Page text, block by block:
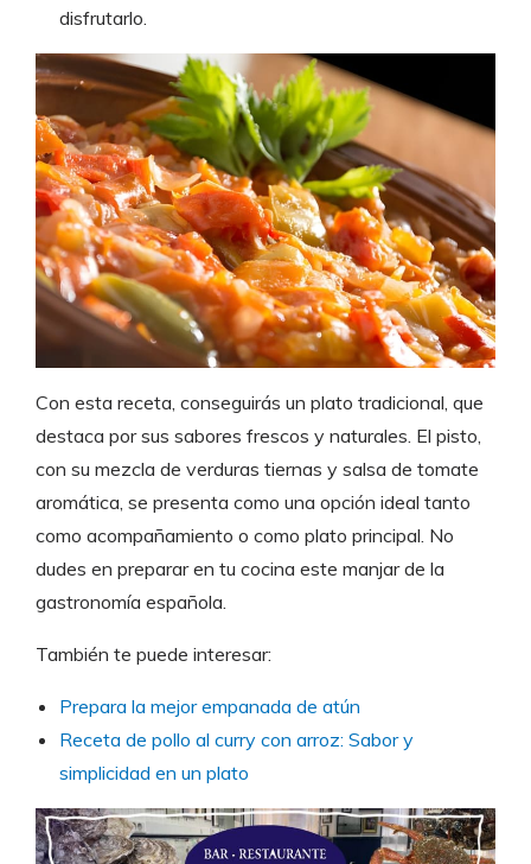
disfrutarlo.
Con esta receta, conseguirás un plato tradicional, que
destaca por sus sabores frescos y naturales. El pisto,
con su mezcla de verduras tiernas y salsa de tomate
aromática, se presenta como una opción ideal tanto
como acompañamiento o como plato principal. No
dudes en preparar en tu cocina este manjar de la
gastronomía española.
También te puede interesar:
Prepara la mejor empanada de atún
Receta de pollo al curry con arroz: Sabor y
simplicidad en un plato